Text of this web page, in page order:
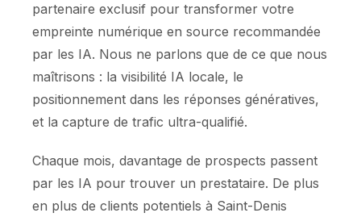
partenaire exclusif pour transformer votre
empreinte numérique en source recommandée
par les IA. Nous ne parlons que de ce que nous
maîtrisons : la visibilité IA locale, le
positionnement dans les réponses génératives,
et la capture de trafic ultra-qualifié.
Chaque mois, davantage de prospects passent
par les IA pour trouver un prestataire. De plus
en plus de clients potentiels à Saint-Denis